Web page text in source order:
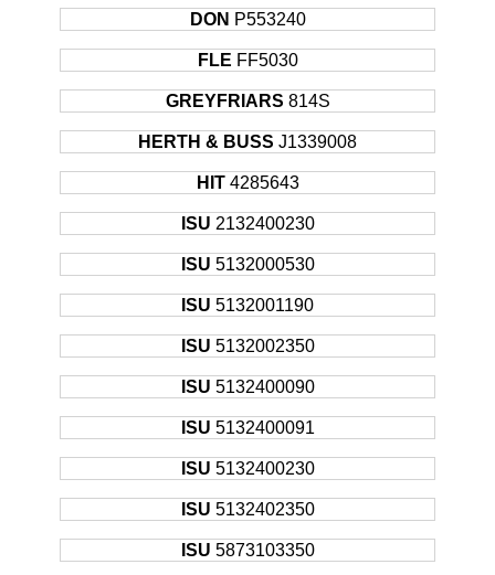
DON P553240
FLE FF5030
GREYFRIARS 814S
HERTH & BUSS J1339008
HIT 4285643
ISU 2132400230
ISU 5132000530
ISU 5132001190
ISU 5132002350
ISU 5132400090
ISU 5132400091
ISU 5132400230
ISU 5132402350
ISU 5873103350